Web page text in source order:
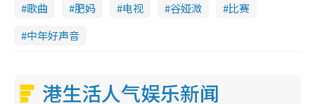
歌曲 肥妈 电视 谷娅溦
比赛
中年好声音
港生活人气娱乐新闻